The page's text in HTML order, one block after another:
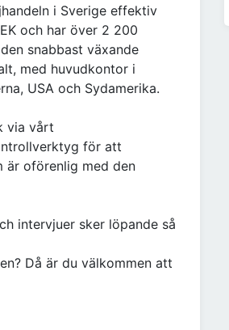
i Sverige effektiv
och har över 2 200
snabbast växande
med huvudkontor i
USA och Sydamerika.
via vårt
för att
är oförenlig med den
intervjuer sker löpande så
Då är du välkommen att